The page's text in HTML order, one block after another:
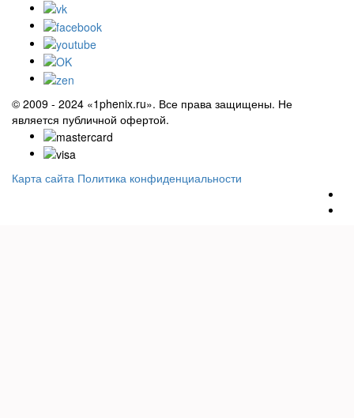
© 2009 - 2024 «1phenix.ru». Все права защищены. Не
является публичной офертой.
Карта сайта Политика конфиденциальности